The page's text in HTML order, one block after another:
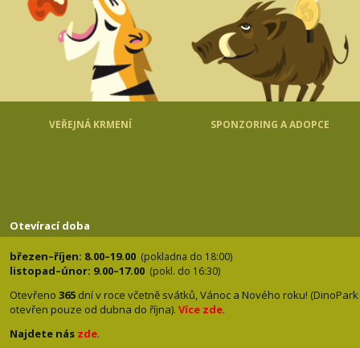
VEŘEJNÁ KRMENÍ SPONZORING A ADOPCE
Otevírací doba
březen–říjen: 8.00–19.00 (pokladna do 18:00)
listopad–únor: 9.00–17.00 (pokl. do 16:30)
Otevřeno 365 dní v roce včetně svátků, Vánoc a Nového roku! (DinoPark
otevřen pouze od dubna do října). Více zde.
Najdete nás zde.